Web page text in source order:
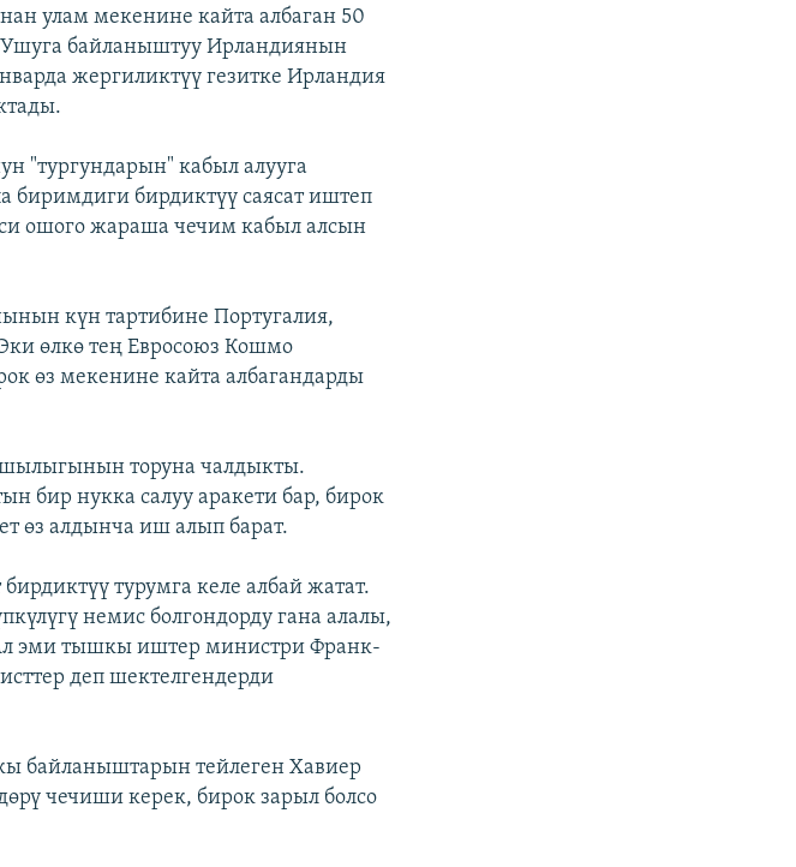
улам мекенине кайта албаган 50
Ушуга байланыштуу Ирландиянын
жергиликтүү гезитке Ирландия
"тургундарын" кабыл алууга
биримдиги бирдиктүү саясат иштеп
ошого жараша чечим кабыл алсын
күн тартибине Португалия,
өлкө тең Евросоюз Кошмо
өз мекенине кайта албагандарды
торуна чалдыкты.
бир нукка салуу аракети бар, бирок
өз алдынча иш алып барат.
турумга келе албай жатат.
немис болгондорду гана алалы,
эми тышкы иштер министри Франк-
деп шектелгендерди
байланыштарын тейлеген Хавиер
чечиши керек, бирок зарыл болсо